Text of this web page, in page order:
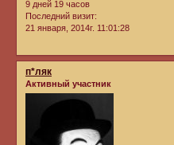
9 дней 19 часов
Последний визит:
21 января, 2014г. 11:01:28
п*ляк
Активный участник